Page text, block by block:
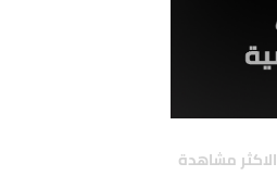
الاكثر مشاهدة